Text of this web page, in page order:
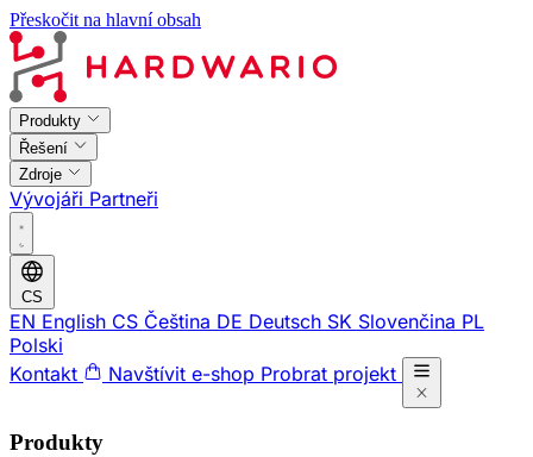
Přeskočit na hlavní obsah
Produkty
Řešení
Zdroje
Vývojáři Partneři
CS
EN English CS Čeština DE Deutsch SK Slovenčina PL
Polski
Kontakt
Navštívit e-shop Probrat projekt
Produkty